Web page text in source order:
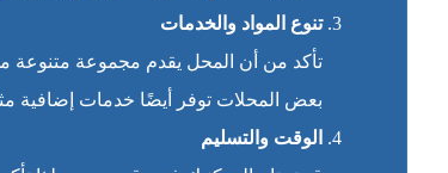
تنوع المواد والخدمات
تأكد من أن المحل يقدم مجموعة متنوعة من
بعض المحلات توفر أيضًا خدمات إضافية
الوقت والتسليم